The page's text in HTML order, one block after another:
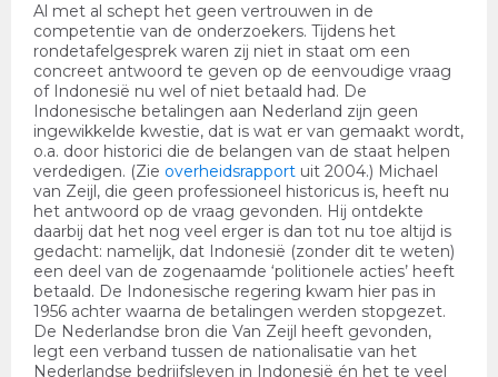
Al met al schept het geen vertrouwen in de
competentie van de onderzoekers. Tijdens het
rondetafelgesprek waren zij niet in staat om een
concreet antwoord te geven op de eenvoudige vraag
of Indonesië nu wel of niet betaald had. De
Indonesische betalingen aan Nederland zijn geen
ingewikkelde kwestie, dat is wat er van gemaakt wordt,
o.a. door historici die de belangen van de staat helpen
verdedigen. (Zie overheidsrapport uit 2004.) Michael
van Zeijl, die geen professioneel historicus is, heeft nu
het antwoord op de vraag gevonden. Hij ontdekte
daarbij dat het nog veel erger is dan tot nu toe altijd is
gedacht: namelijk, dat Indonesië (zonder dit te weten)
een deel van de zogenaamde ‘politionele acties’ heeft
betaald. De Indonesische regering kwam hier pas in
1956 achter waarna de betalingen werden stopgezet.
De Nederlandse bron die Van Zeijl heeft gevonden,
legt een verband tussen de nationalisatie van het
Nederlandse bedrijfsleven in Indonesië én het te veel